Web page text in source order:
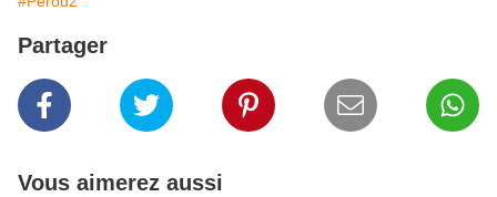
Partager
Vous aimerez aussi